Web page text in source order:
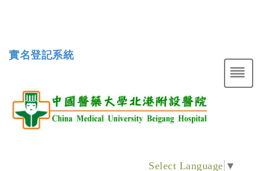
實名登記系統
Select Language ▼